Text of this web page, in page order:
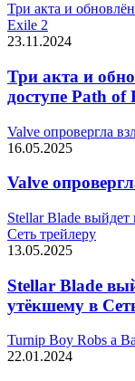
Три акта и
Exile 2
23.11.2024
Три акта и
доступе Path of
Valve опровергла
16.05.2025
Valve
Stellar Blade
Сеть трейлеру
13.05.2025
Stellar Blade
утёкшему в
Turnip Boy Robs a
22.01.2024